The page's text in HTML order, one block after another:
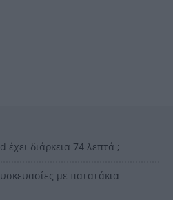
έχει διάρκεια 74 λεπτά ;
με πατατάκια